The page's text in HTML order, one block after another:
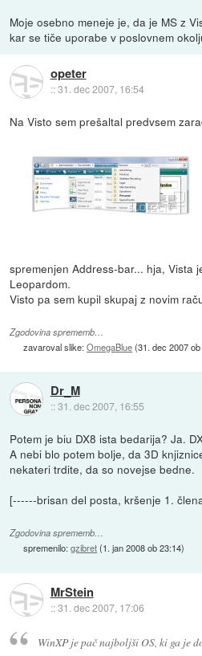
Moje osebno meneje je, da je MS z
kar se tiče uporabe v poslovnem
opeter
::31. dec 2007, 16:54
Na Visto sem prešaltal predvsem
spremenjen Address-bar... hja, Vista
Leopardom.
Visto pa sem kupil skupaj z novim
Zgodovina sprememb…
zavaroval slike:OmegaBlue(31. dec 2007
Dr_M
::31. dec 2007, 16:55
Potem je biu DX8 ista bedarija? Ja.
A nebi blo potem bolje, da 3D
nekateri trdite, da so novejse bedne.
[------brisan del posta, kršenje 1.
Zgodovina sprememb…
spremenilo:gzibret(1. jan 2008 ob 23:14)
MrStein
::31. dec 2007, 17:06
WinXP je pač najboljši OS, ki ga je